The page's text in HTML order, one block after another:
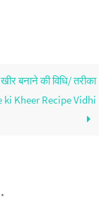
बनाने की विधि/ तरीका
ki Kheer Recipe Vidhi
*